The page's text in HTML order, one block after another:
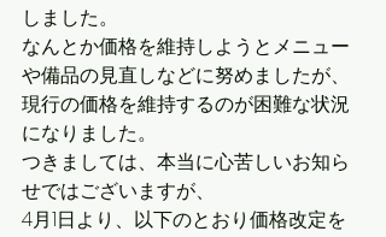
しました。
なんとか価格を維持しようとメニュー
や備品の見直しなどに努めましたが、
現行の価格を維持するのが困難な状況
になりました。
つきましては、本当に心苦しいお知ら
せではございますが、
4月1日より、以下のとおり価格改定を